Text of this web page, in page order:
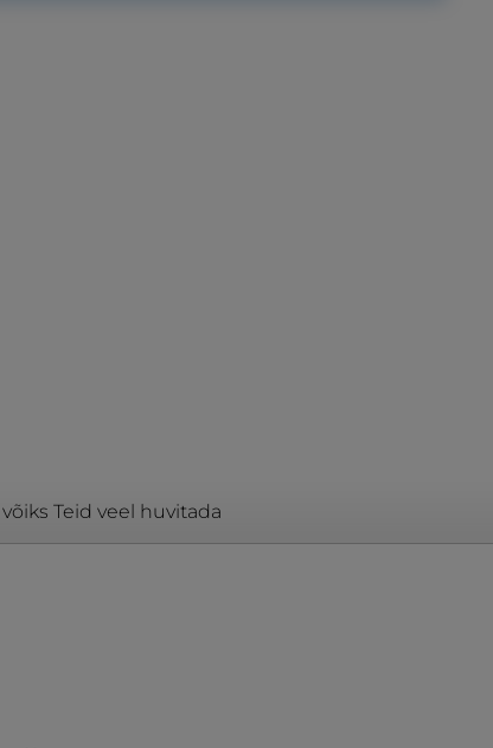
võiks Teid veel huvitada